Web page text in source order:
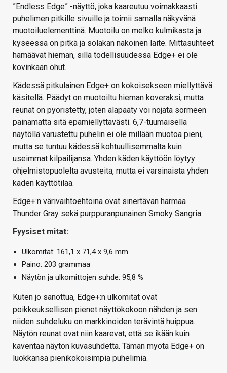
”Endless Edge” -näyttö, joka kaareutuu voimakkaasti
puhelimen pitkille sivuille ja toimii samalla näkyvänä
muotoiluelementtinä. Muotoilu on melko kulmikasta ja
kyseessä on pitkä ja solakan näköinen laite. Mittasuhteet
hämäävät hieman, sillä todellisuudessa Edge+ ei ole
kovinkaan ohut.
Kädessä pitkulainen Edge+ on kokoisekseen miellyttävä
käsitellä. Päädyt on muotoiltu hieman koveraksi, mutta
reunat on pyöristetty, joten alapääty voi nojata sormeen
painamatta sitä epämiellyttävästi. 6,7-tuumaisella
näytöllä varustettu puhelin ei ole millään muotoa pieni,
mutta se tuntuu kädessä kohtuullisemmalta kuin
useimmat kilpailijansa. Yhden käden käyttöön löytyy
ohjelmistopuolelta avusteita, mutta ei varsinaista yhden
käden käyttötilaa.
Edge+:n värivaihtoehtoina ovat sinertävän harmaa
Thunder Gray sekä purppuranpunainen Smoky Sangria.
Fyysiset mitat:
Ulkomitat: 161,1 x 71,4 x 9,6 mm
Paino: 203 grammaa
Näytön ja ulkomittojen suhde: 95,8 %
Kuten jo sanottua, Edge+:n ulkomitat ovat
poikkeuksellisen pienet näyttökokoon nähden ja sen
niiden suhdeluku on markkinoiden terävintä huippua.
Näytön reunat ovat niin kaarevat, että se ikään kuin
kaventaa näytön kuvasuhdetta. Tämän myötä Edge+ on
luokkansa pienikokoisimpia puhelimia.